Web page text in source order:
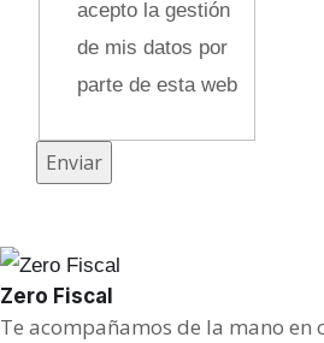
i
acepto la gestión
de mis datos por
parte de esta web
Enviar
Zero Fiscal
Te acompañamos de la mano en